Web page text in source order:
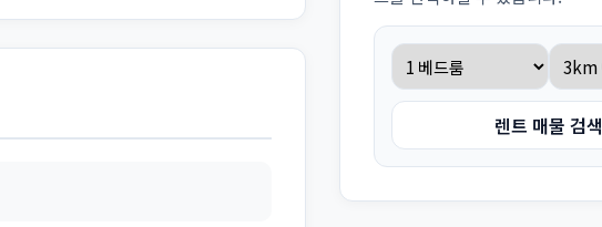
렌트 매물 검색